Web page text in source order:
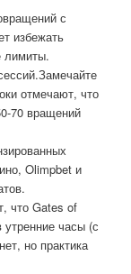
с
избежать
лимиты.
отмечают, что
70 вращений
Olimpbet и
что Gates of
часы (с
но практика